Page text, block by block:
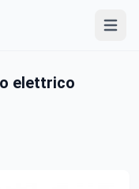
elettrico